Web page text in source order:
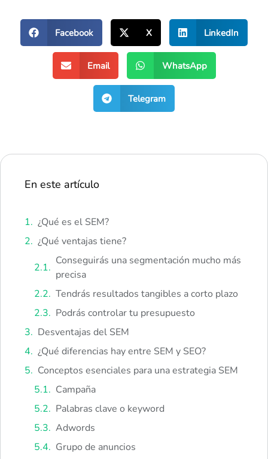
Facebook X LinkedIn
Email WhatsApp
Telegram
En este artículo
¿Qué es el SEM?
¿Qué ventajas tiene?
Conseguirás una segmentación mucho más
precisa
Tendrás resultados tangibles a corto plazo
Podrás controlar tu presupuesto
Desventajas del SEM
¿Qué diferencias hay entre SEM y SEO?
Conceptos esenciales para una estrategia SEM
Campaña
Palabras clave o keyword
Adwords
Grupo de anuncios